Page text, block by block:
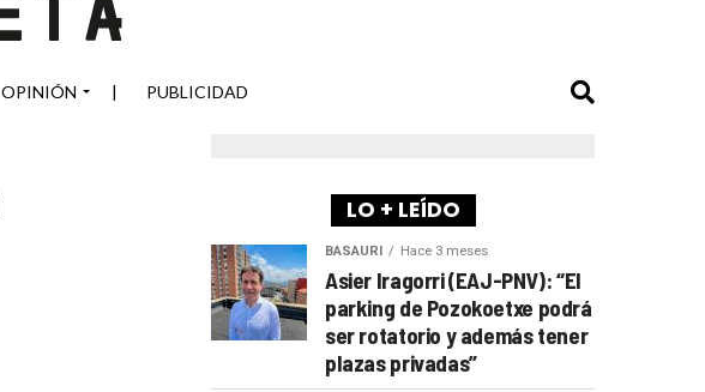
OPINIÓN | PUBLICIDAD
LO + LEÍDO
BASAURI Hace 3 meses
Asier Iragorri (EAJ-PNV): “El
parking de Pozokoetxe podrá
ser rotatorio y además tener
plazas privadas”